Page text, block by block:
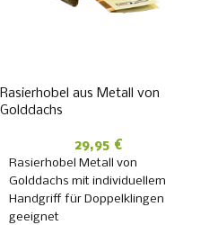
Rasierhobel aus Metall von
Golddachs
29,95 €
Rasierhobel Metall von
Golddachs mit individuellem
Handgriff für Doppelklingen
geeignet